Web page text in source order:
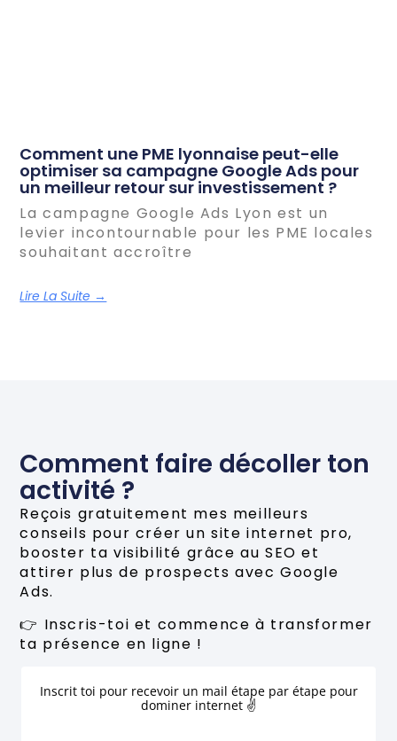
Comment une PME lyonnaise peut-elle
optimiser sa campagne Google Ads pour
un meilleur retour sur investissement ?
La campagne Google Ads Lyon est un
levier incontournable pour les PME locales
souhaitant accroître
Lire La Suite →
Comment faire décoller ton
activité ?
Reçois gratuitement mes meilleurs
conseils pour créer un site internet pro,
booster ta visibilité grâce au SEO et
attirer plus de prospects avec Google
Ads.
👉 Inscris-toi et commence à transformer
ta présence en ligne !
Inscrit toi pour recevoir un mail étape par étape pour
dominer internet ✌